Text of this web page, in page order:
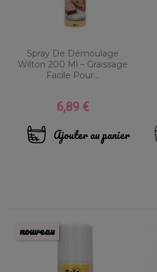
Spray De Démoulage
Wilton 200 Ml – Graissage
Facile Pour...
Prix
6,89 €
Ajouter au panier
nouveau